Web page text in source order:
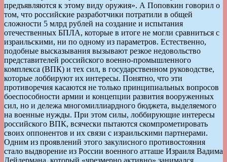
предъявляются к этому виду оружия». А Поповкин говорил о
том, что российские разработчики потратили в общей
сложности 5 млрд рублей на создание и испытания
отечественных БПЛА, которые в итоге не могли сравниться с
израильскими, ни по одному из параметров. Естественно,
подобные высказывания вызывают резкое недовольство
представителей российского военно-промышленного
комплекса (ВПК) и тех сил, в государственном руководстве,
которые лоббируют их интересы. Понятно, что эти
противоречия касаются не только принципиальных вопросов
боеспособности армии и концепции развития вооруженных
сил, но и дележа многомиллиардного бюджета, выделяемого
на военные нужды. При этом силы, лоббирующие интересы
российского ВПК, всячески пытаются скомпрометировать
своих оппонентов и их связи с израильскими партнерами.
Одним из проявлений этого закулисного противостояния
стало выдворение из России военного атташе Израиля Вадима
Лейдермана, который «чрезмерно активно» занимался